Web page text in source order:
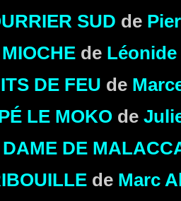
SUD de
de
DE FEU de
LE MOKO de
DE
de Marc